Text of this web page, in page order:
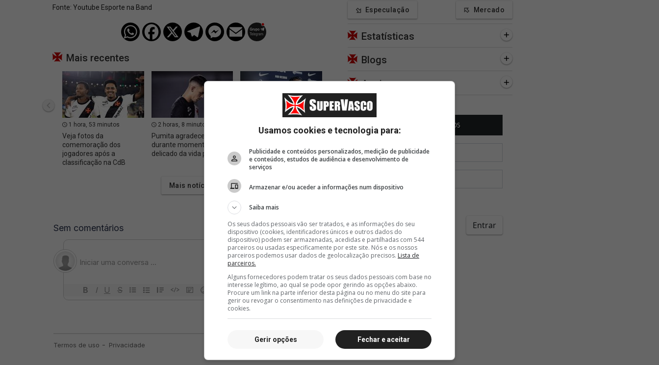
Fonte: Youtube Esporte na Band
Mais recentes
1 hora, 53 minutos
Veja fotos da
comemoração dos
jogadores após a
classificação na CdB
2 horas, 8 minutos
Pumita agradece apoio
durante momento
delicado da vida pessoal
Pedro Emanuel fala
mérito dos jogadores'
Brenner falou após vitória;
2 horas, 21 minutos
Assista a entrevista
Emanuel após
Mais notícias
Especulação Mercado
Estatísticas
Blogs
Apoie
Usamos cookies e tecnologia para:
Publicidade e conteúdos personalizados, medição de publicidade
e conteúdos, estudos de audiência e desenvolvimento de
serviços
Armazenar e/ou aceder a informações num dispositivo
Saiba mais
Os seus dados pessoais vão ser tratados, e as informações do seu
dispositivo (cookies, identificadores únicos e outros dados do
dispositivo) podem ser armazenadas, acedidas e partilhadas com 544
parceiros ou usadas especificamente por este site. Nós e os nossos
parceiros podemos usar dados de geolocalização precisos. Lista de
parceiros.
Alguns fornecedores podem tratar os seus dados pessoais com base no
interesse legítimo, ao qual se pode opor gerindo as opções abaixo.
Procure um link na parte inferior desta página ou no menu do site para
gerir ou revogar o consentimento nas definições de privacidade e
cookies.
Fechar e aceitar
Gerir opções